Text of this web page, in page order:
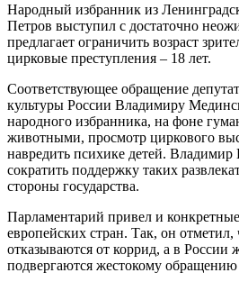
Народный избранник из
Петров выступил с достаточно
предлагает ограничить возраст
цирковые преступления – 18 лет.
Соответствующее обращение
культуры России Владимиру
народного избранника, на фоне
животными, просмотр циркового
навредить психике детей.
сократить поддержку таких
стороны государства.
Парламентарий привел и
европейских стран. Так, он
отказываются от коррид, а в России
подвергаются жестокому обращению